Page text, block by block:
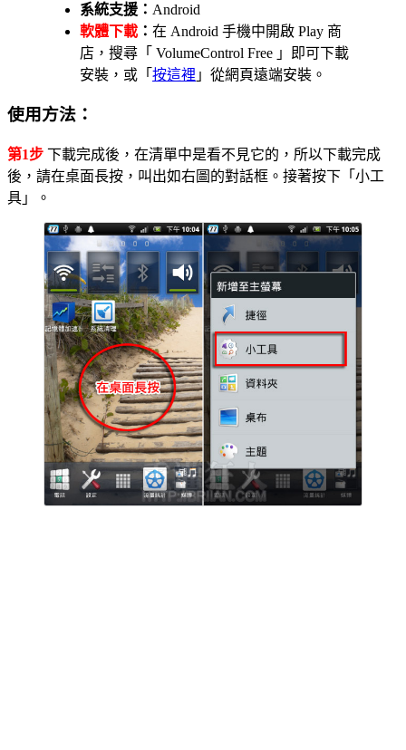
系統支援： Android
軟體下載 ： 在 Android 手機中開啟 Play 商
店，搜尋「 VolumeControl Free 」即可下載
安裝，或「 按這裡 」從網頁遠端安裝。
使用方法：
第1步 下載完成後，在清單中是看不見它的，所以下載完成
後，請在桌面長按，叫出如右圖的對話框。接著按下「小工
具」。